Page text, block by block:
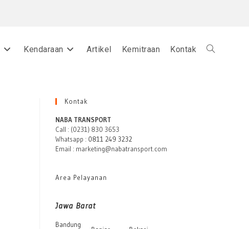
Kendaraan Artikel Kemitraan Kontak Toggle
Kontak
NABA TRANSPORT
Call : (0231) 830 3653
Whatsapp : 0811 249 3232
Email : marketing@nabatransport.com
Area Pelayanan
Jawa Barat
Bandung